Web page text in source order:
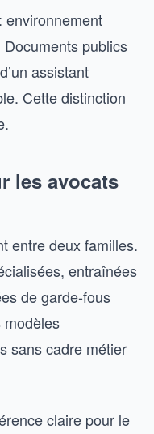
environnement
publics
assistant
Cette distinction
les avocats
entre deux familles.
entraînées
de garde-fous
modèles
sans cadre métier
claire pour le